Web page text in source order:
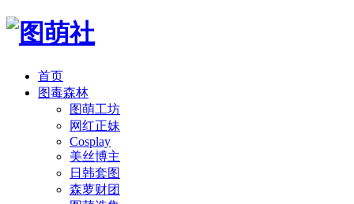
首页
图毒森林
图萌工坊
网红正妹
Cosplay
美丝博主
日韩套图
森萝财团